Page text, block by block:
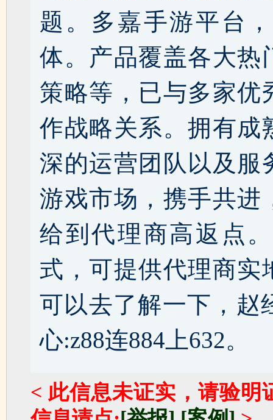
题。多嘉手游平台
体。产品覆盖各大热
策略等，已与多家优
作战略关系。拥有成
深的运营团队以及服
游戏市场，携手共进
给到代理商高返点
式，可提供代理商实
可以去了解一下，赵
心:z88连884上632。
< 此信息未证实，请验明